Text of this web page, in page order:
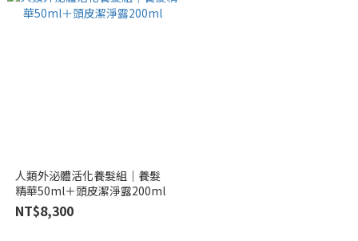
人類外泌體活化養髮組｜養髮
精華50ml＋頭皮潔淨露200ml
NT$8,300